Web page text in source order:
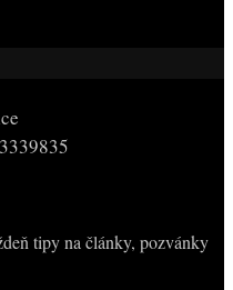
tipy na články, pozvánky